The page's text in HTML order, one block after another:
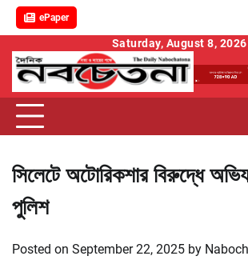
ePaper
content
Saturday, August 8, 2026
সিলেটে অটোরিকশার বিরুদ্ধে
পুলিশ
Posted on September 22, 2025 by